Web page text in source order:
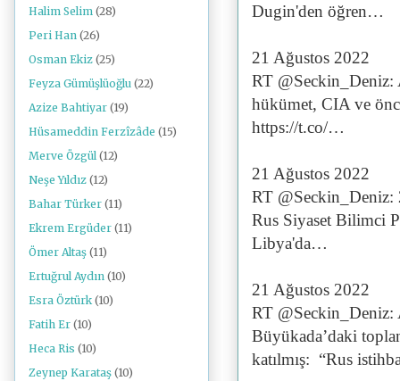
Dugin'den öğren…
21 Ağustos 2022
RT @Seckin_Deniz:
hükümet, CIA ve
https://t.co/…
21 Ağustos 2022
RT @Seckin_Deniz:
Rus Siyaset Bilimci
Libya'da…
21 Ağustos 2022
RT @Seckin_Deniz:
Büyükada’daki
katılmış: “Rus
Halim Selim (28)
Peri Han (26)
Osman Ekiz (25)
Feyza Gümüşlüoğlu (22)
Azize Bahtiyar (19)
Hüsameddin Ferzîzâde (15)
Merve Özgül (12)
Neşe Yıldız (12)
Bahar Türker (11)
Ekrem Ergüder (11)
Ömer Altaş (11)
Ertuğrul Aydın (10)
Esra Öztürk (10)
Fatih Er (10)
Heca Ris (10)
Zeynep Karataş (10)